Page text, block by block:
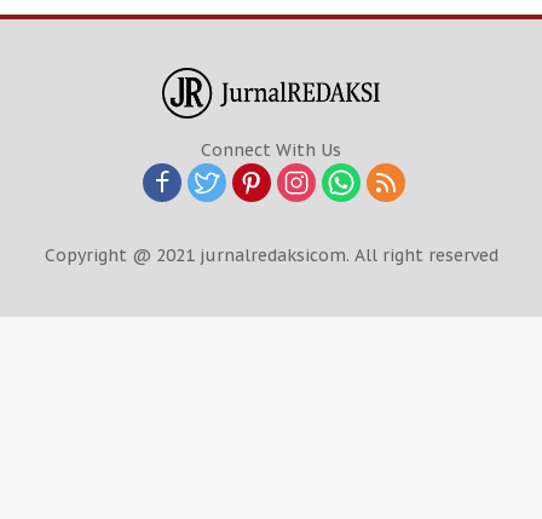
Connect With Us
Copyright @ 2021 jurnalredaksicom. All right reserved